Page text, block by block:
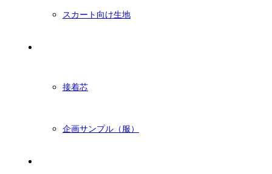
スカート向け生地
接着芯
企画サンプル（服）